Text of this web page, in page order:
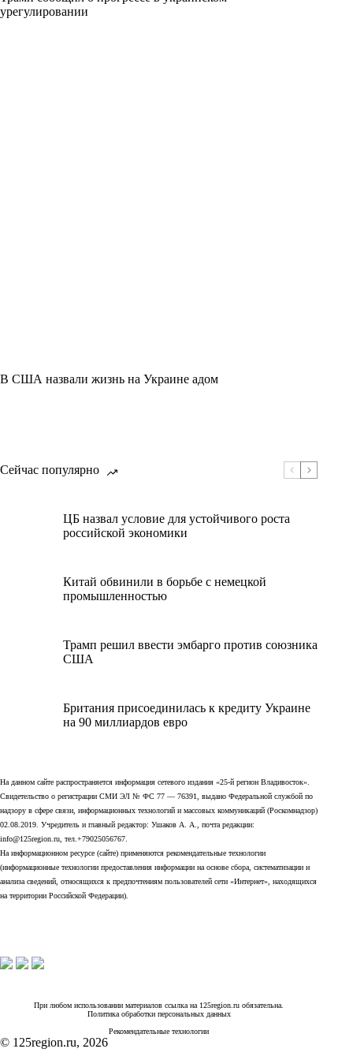
урегулировании
В США назвали жизнь на Украине адом
Сейчас популярно
ЦБ назвал условие для устойчивого роста
российской экономики
Китай обвинили в борьбе с немецкой
промышленностью
Трамп решил ввести эмбарго против союзника
США
Британия присоединилась к кредиту Украине
на 90 миллиардов евро
На данном сайте распространяется информация сетевого издания «25-й регион Владивосток».
Свидетельство о регистрации СМИ ЭЛ № ФС 77 — 76391, выдано Федеральной службой по
надзору в сфере связи, информационных технологий и массовых коммуникаций (Роскомнадзор)
02.08.2019. Учредитель и главный редактор: Ушаков А. А., почта редакции:
info@125region.ru, тел.+79025056767.
На информационном ресурсе (сайте) применяются рекомендательные технологии
(информационные технологии предоставления информации на основе сбора, систематизации и
анализа сведений, относящихся к предпочтениям пользователей сети «Интернет», находящихся
на территории Российской Федерации).
При любом использовании материалов ссылка на 125region.ru обязательна.
Политика обработки персональных данных
Рекомендательные технологии
© 125region.ru, 2026